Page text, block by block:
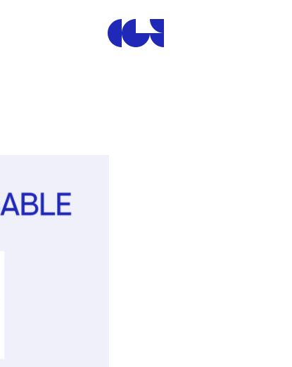
Centre de la Gravure et